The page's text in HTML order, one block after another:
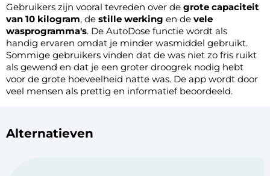
Gebruikers zijn vooral tevreden over de grote capaciteit
van 10 kilogram, de stille werking en de vele
wasprogramma's. De AutoDose functie wordt als
handig ervaren omdat je minder wasmiddel gebruikt.
Sommige gebruikers vinden dat de was niet zo fris ruikt
als gewend en dat je een groter droogrek nodig hebt
voor de grote hoeveelheid natte was. De app wordt door
veel mensen als prettig en informatief beoordeeld.
Alternatieven